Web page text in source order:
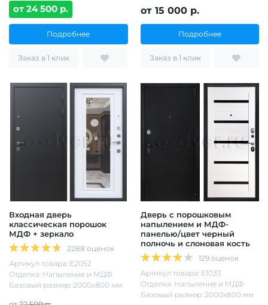
от 24 500 р.
Подробнее
Заказ в 1 клик
от 15 000 р.
Подробнее
Заказ в 1 клик
Входная дверь
классическая порошок
МДФ + зеркало
2288 оценок
Артикул товара: Е2052
Отделка: Напыление и МДФ
Базовый размер: 2000х800 мм
Дверь с порошковым
напылением и МДФ-
панелью/цвет черный
полночь и слоновая кость
129 оценок
Артикул товара: Е1033
Отделка: Напыление и МДФ
Базовый размер: 2000х800 мм